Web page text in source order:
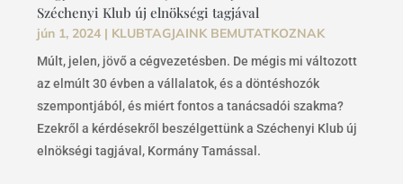
Széchenyi Klub új elnökségi tagjával
jún 1, 2024 | KLUBTAGJAINK BEMUTATKOZNAK
Múlt, jelen, jövő a cégvezetésben. De mégis mi változott
az elmúlt 30 évben a vállalatok, és a döntéshozók
szempontjából, és miért fontos a tanácsadói szakma?
Ezekről a kérdésekről beszélgettünk a Széchenyi Klub új
elnökségi tagjával, Kormány Tamással.